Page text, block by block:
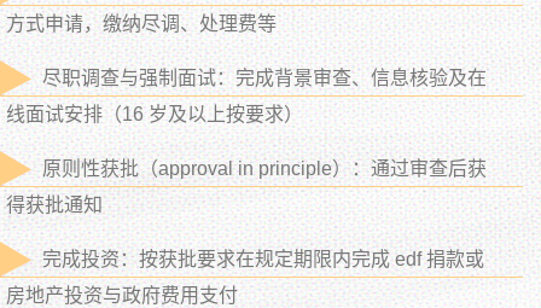
方式申请，缴纳尽调、处理费等
尽职调查与强制面试：完成背景审查、信息核验及在
线面试安排（16 岁及以上按要求）
原则性获批（approval in principle）：通过审查后获
得获批通知
完成投资：按获批要求在规定期限内完成 edf 捐款或
房地产投资与政府费用支付